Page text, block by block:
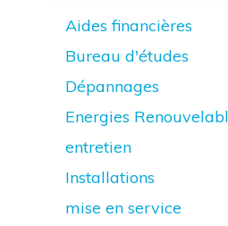
Aides financières
Bureau d'études
Dépannages
Energies
entretien
Installations
mise en service